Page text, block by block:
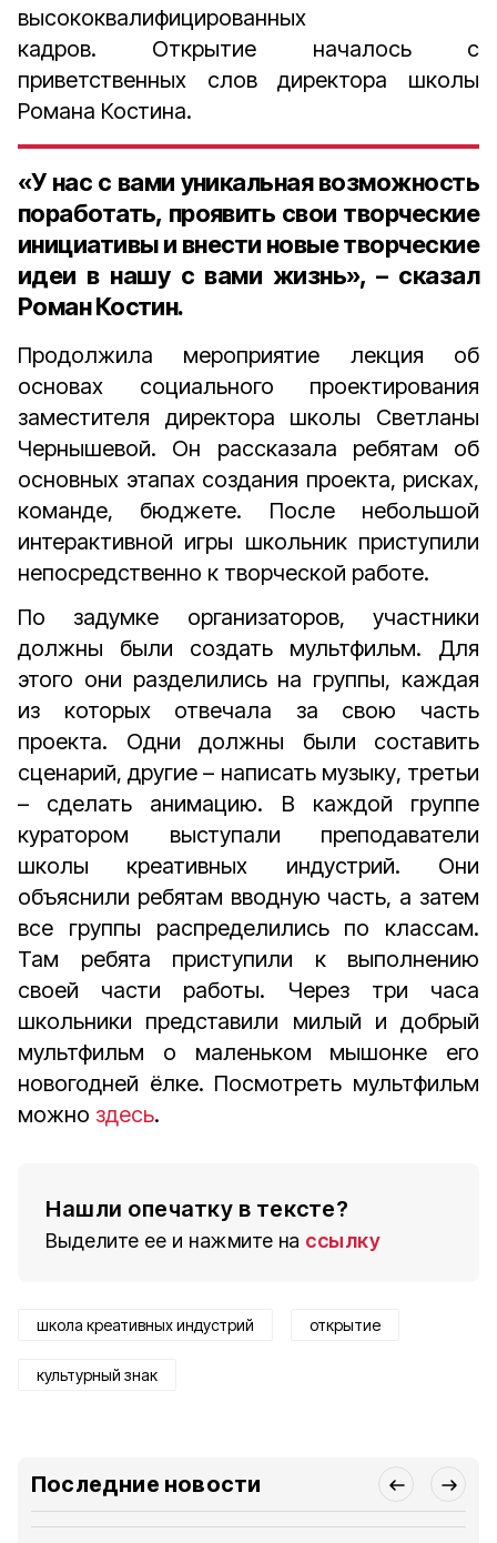
высококвалифицированных
кадров. Открытие началось с
приветственных слов директора школы
Романа Костина.
«У нас с вами уникальная возможность
поработать, проявить свои творческие
инициативы и внести новые творческие
идеи в нашу с вами жизнь», – сказал
Роман Костин.
Продолжила мероприятие лекция об
основах социального проектирования
заместителя директора школы Светланы
Чернышевой. Он рассказала ребятам об
основных этапах создания проекта, рисках,
команде, бюджете. После небольшой
интерактивной игры школьник приступили
непосредственно к творческой работе.
По задумке организаторов, участники
должны были создать мультфильм. Для
этого они разделились на группы, каждая
из которых отвечала за свою часть
проекта. Одни должны были составить
сценарий, другие – написать музыку, третьи
– сделать анимацию. В каждой группе
куратором выступали преподаватели
школы креативных индустрий. Они
объяснили ребятам вводную часть, а затем
все группы распределились по классам.
Там ребята приступили к выполнению
своей части работы. Через три часа
школьники представили милый и добрый
мультфильм о маленьком мышонке его
новогодней ёлке. Посмотреть мультфильм
можно здесь.
Нашли опечатку в тексте?
Выделите ее и нажмите на ссылку
школа креативных индустрий открытие
культурный знак
Последние новости